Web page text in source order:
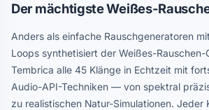
Der mächtigste Weißes-
Anders als einfache Rauschgeneratoren
Loops synthetisiert der Weißes-Rauschen-
Tembrica alle 45 Klänge in Echtzeit mit
Audio-API-Techniken — von spektral
zu realistischen Natur-Simulationen. Jeder